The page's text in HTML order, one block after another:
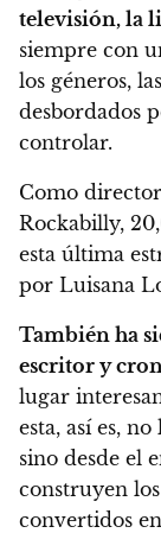
televisión, la
siempre con
los géneros,
desbordados
controlar.
Como
Rockabilly,
esta última
por Luisana
También ha
escritor y
lugar
esta, así es,
sino desde el
construyen
convertidos